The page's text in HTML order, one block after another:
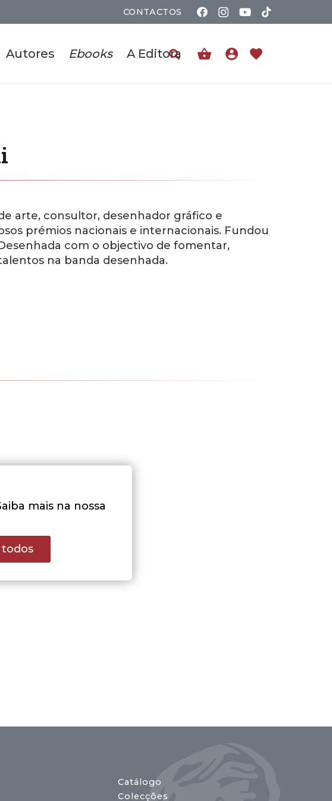
CONTACTOS
Autores Ebooks A Editora shopping_basket account_circle favorite
arte, consultor, desenhador gráfico e
prémios nacionais e internacionais. Fundou
com o objectivo de fomentar,
na banda desenhada.
Catálogo
Colecções
mais na nossa